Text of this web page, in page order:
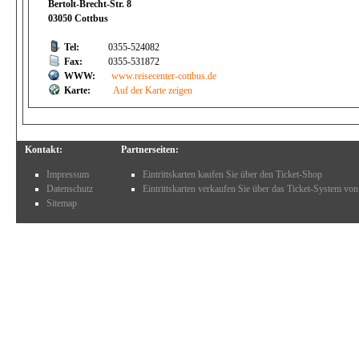
Bertolt-Brecht-Str. 8
03050 Cottbus
Tel:
0355-524082
Fax:
0355-531872
WWW:
www.reisecenter-cottbus.de
Karte:
Auf der Karte zeigen
Kontakt:
Impressum
Datenschutz
Sitemap
Partnerseiten:
Eintrittskarten kaufen Sie über den Ticket-Shop
Eintrittskarten verkaufen Sie über das Ticket-System